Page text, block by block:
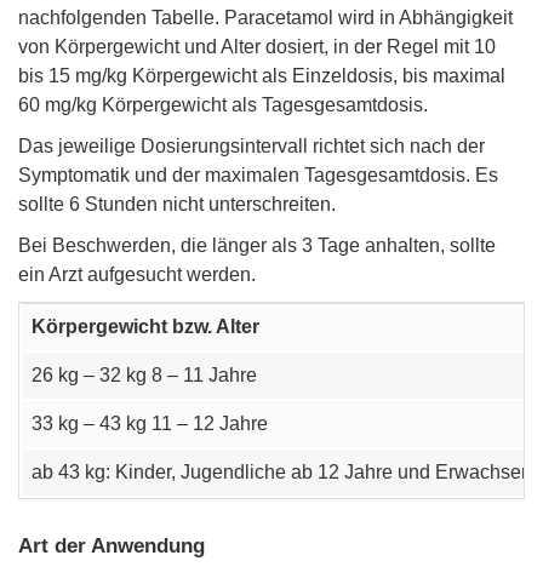
nachfolgenden Tabelle. Paracetamol wird in Abhängigkeit
von Körpergewicht und Alter dosiert, in der Regel mit 10
bis 15 mg/kg Körpergewicht als Einzeldosis, bis maximal
60 mg/kg Körpergewicht als Tagesgesamtdosis.
Das jeweilige Dosierungsintervall richtet sich nach der
Symptomatik und der maximalen Tagesgesamtdosis. Es
sollte 6 Stunden nicht unterschreiten.
Bei Beschwerden, die länger als 3 Tage anhalten, sollte
ein Arzt aufgesucht werden.
Körpergewicht bzw. Alter
26 kg – 32 kg 8 – 11 Jahre
33 kg – 43 kg 11 – 12 Jahre
ab 43 kg: Kinder, Jugendliche ab 12 Jahre und Erwachsene
Art der Anwendung